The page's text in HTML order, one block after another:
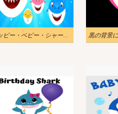
ハッピー・ベビー・シャーク・ファミリー・イラスト